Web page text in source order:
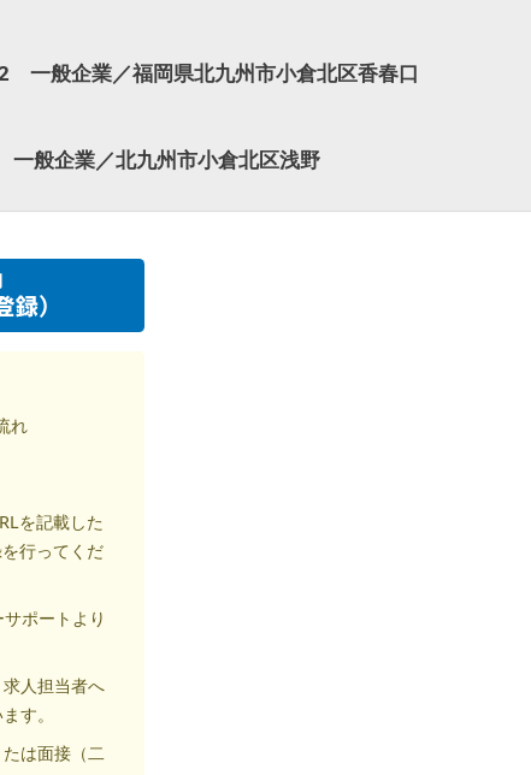
一般企業／福岡県北九州市小倉北区香春口
一般企業／北九州市小倉北区浅野
れ
を記載した
行ってくだ
ポートより
人担当者へ
す。
は面接（二